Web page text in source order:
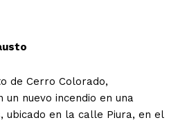
de Cerro Colorado,
nuevo incendio en una
ubicado en la calle Piura, en el